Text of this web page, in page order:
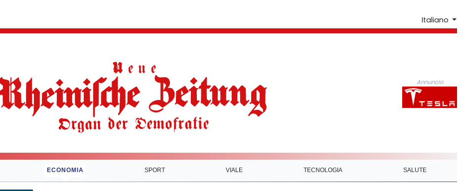
Italiano
Annuncio
ECONOMIA SPORT VIALE TECNOLOGIA SALUTE